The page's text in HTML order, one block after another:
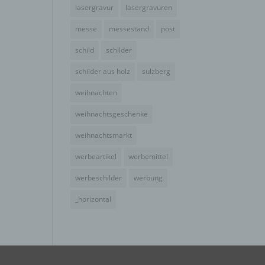
lasergravur lasergravuren
messe messestand post
schild schilder
schilder aus holz sulzberg
weihnachten
weihnachtsgeschenke
weihnachtsmarkt
werbeartikel werbemittel
werbeschilder werbung
_horizontal